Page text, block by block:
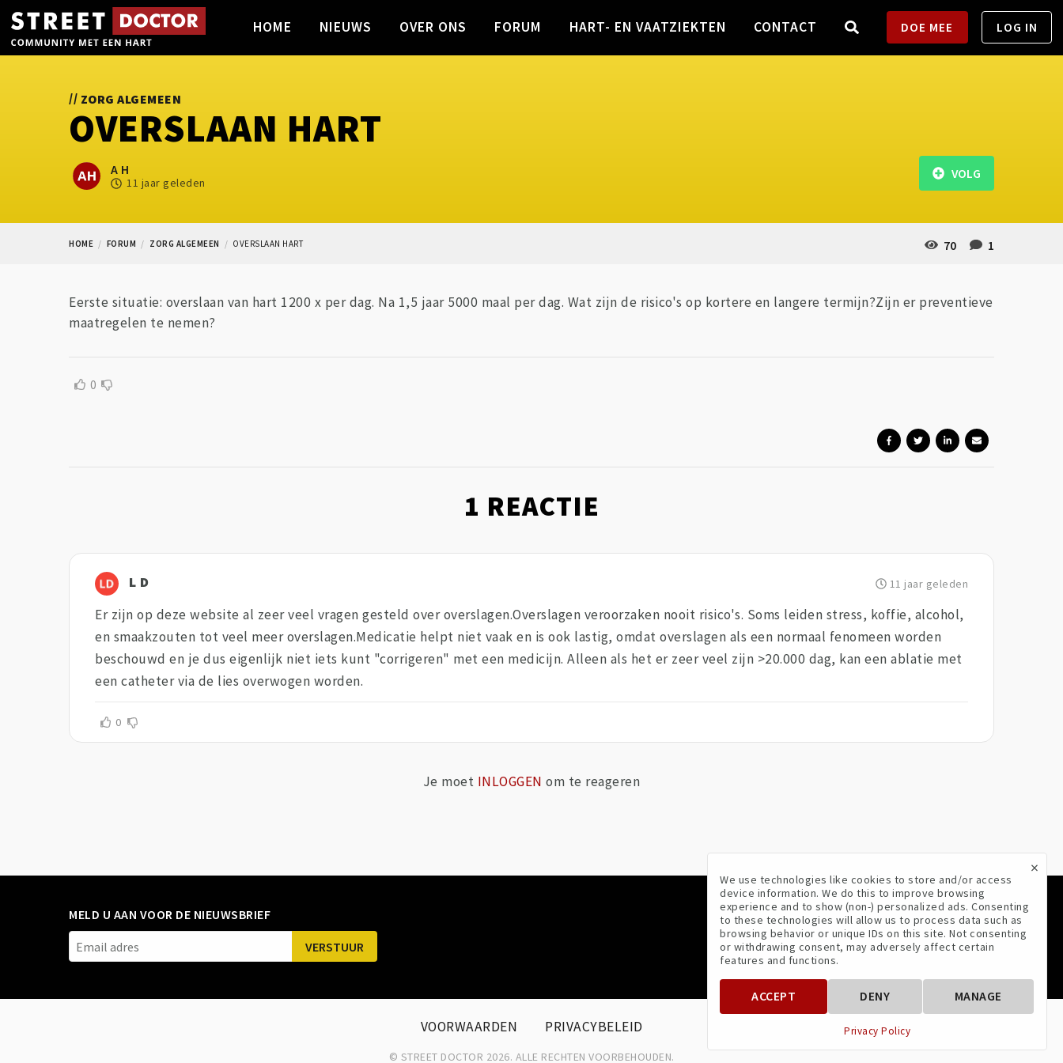
HOME NIEUWS OVER ONS FORUM HART- EN VAATZIEKTEN CONTACT DOE MEE LOG IN
// ZORG ALGEMEEN
OVERSLAAN HART
A H
11 jaar geleden
70 1
VOLG
HOME FORUM ZORG ALGEMEEN OVERSLAAN HART
Eerste situatie: overslaan van hart 1200 x per dag. Na 1,5 jaar 5000 maal per dag. Wat zijn de risico's op kortere en langere termijn?Zijn er preventieve
maatregelen te nemen?
0
1 REACTIE
L D 11 jaar geleden
Er zijn op deze website al zeer veel vragen gesteld over overslagen.Overslagen veroorzaken nooit risico's. Soms leiden stress, koffie, alcohol,
en smaakzouten tot veel meer overslagen.Medicatie helpt niet vaak en is ook lastig, omdat overslagen als een normaal fenomeen worden
beschouwd en je dus eigenlijk niet iets kunt "corrigeren" met een medicijn. Alleen als het er zeer veel zijn >20.000 dag, kan een ablatie met
een catheter via de lies overwogen worden.
0
Je moet INLOGGEN om te reageren
MELD U AAN VOOR DE NIEUWSBRIEF VOLG ONS
VOORWAARDEN PRIVACYBELEID
© STREET DOCTOR 2026. ALLE RECHTEN VOORBEHOUDEN.
×
We use technologies like cookies to store and/or access
device information. We do this to improve browsing
experience and to show (non-) personalized ads. Consenting
to these technologies will allow us to process data such as
browsing behavior or unique IDs on this site. Not consenting
or withdrawing consent, may adversely affect certain
features and functions.
ACCEPT DENY MANAGE
Privacy Policy